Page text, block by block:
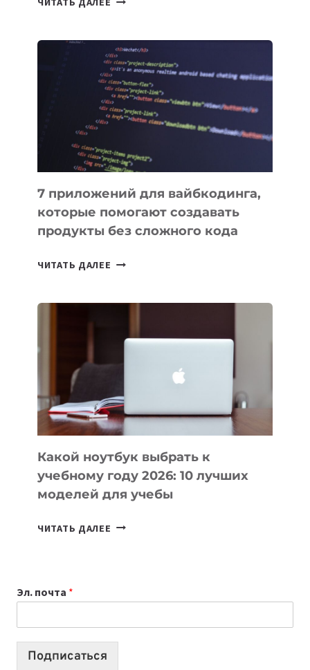
ПОЛЕЗНЫХ
ИНСТРУМЕНТОВ
ДЛЯ
РАБОТЫ
7 приложений для вайбкодинга,
которые помогают создавать
продукты без сложного кода
ЧИТАТЬ ДАЛЕЕ
СОЗДАВАТЬ
БЕЗ
СЛОЖНОГО
КОДА
Какой ноутбук выбрать к
учебному году 2026: 10 лучших
моделей для учебы
ЧИТАТЬ ДАЛЕЕ КАКОЙ
2026:
10
Эл. почта *
Подписаться